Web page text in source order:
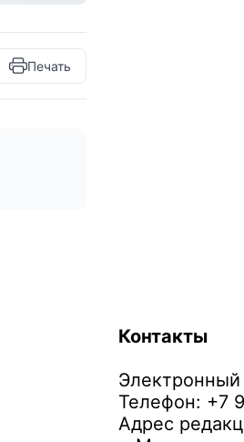
Печать
Контакты
Электронный
Телефон: +7
Адрес